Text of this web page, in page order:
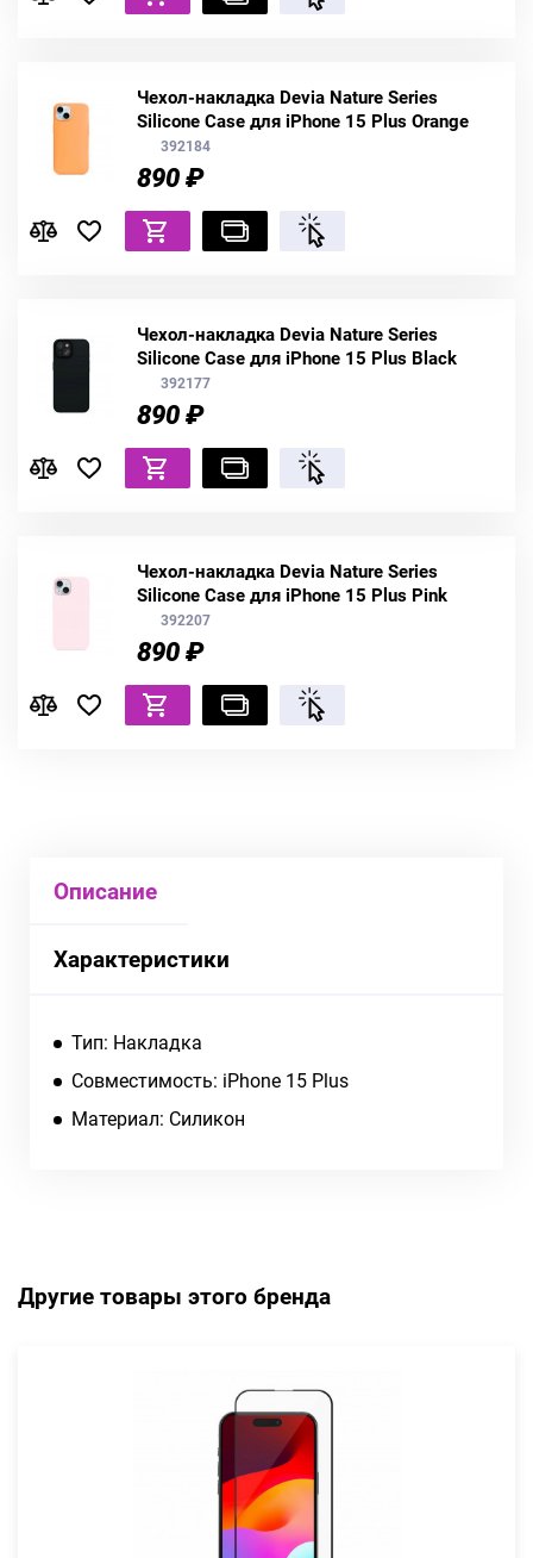
Чехол-накладка Devia Nature Series
Silicone Case для iPhone 15 Plus Orange
392184
890 ₽
Чехол-накладка Devia Nature Series
Silicone Case для iPhone 15 Plus Black
392177
890 ₽
Чехол-накладка Devia Nature Series
Silicone Case для iPhone 15 Plus Pink
392207
890 ₽
Описание
Характеристики
Тип: Накладка
Совместимость: iPhone 15 Plus
Материал: Силикон
Другие товары этого бренда